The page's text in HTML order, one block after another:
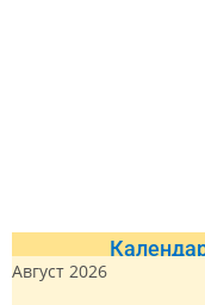
Август 2026